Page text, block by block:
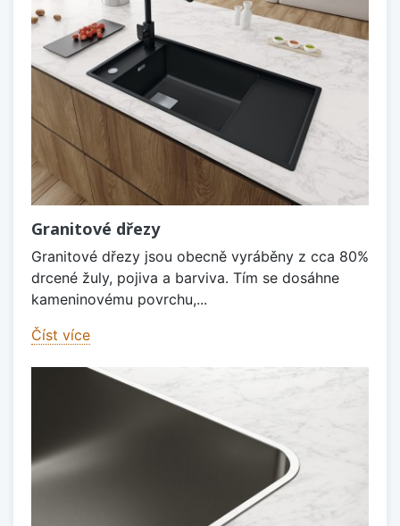
Granitové dřezy
Granitové dřezy jsou obecně vyráběny z cca 80%
drcené žuly, pojiva a barviva. Tím se dosáhne
kameninovému povrchu,...
Číst více